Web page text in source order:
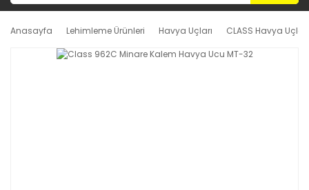
Anasayfa Lehimleme Ürünleri Havya Uçları CLASS Havya Uçları